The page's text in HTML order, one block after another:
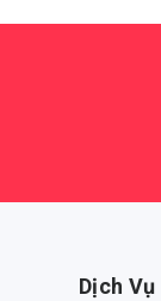
Dịch Vụ